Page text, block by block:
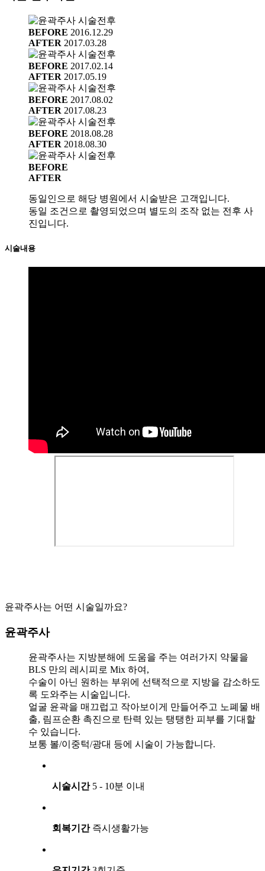
BEFORE 2016.12.29
AFTER 2017.03.28
BEFORE 2017.02.14
AFTER 2017.05.19
BEFORE 2017.08.02
AFTER 2017.08.23
BEFORE 2018.08.28
AFTER 2018.08.30
BEFORE
AFTER
동일인으로 해당 병원에서 시술받은 고객입니다.
동일 조건으로 촬영되었으며 별도의 조작 없는 전후 사
진입니다.
시술내용
윤곽주사는 어떤 시술일까요?
윤곽주사
윤곽주사는 지방분해에 도움을 주는 여러가지 약물을
BLS 만의 레시피로 Mix 하여,
수술이 아닌 원하는 부위에 선택적으로 지방을 감소하도
록 도와주는 시술입니다.
얼굴 윤곽을 매끄럽고 작아보이게 만들어주고 노폐물 배
출, 림프순환 촉진으로 탄력 있는 탱탱한 피부를 기대할
수 있습니다.
보통 볼/이중턱/광대 등에 시술이 가능합니다.
시술시간 5 - 10분 이내
회복기간 즉시생활가능